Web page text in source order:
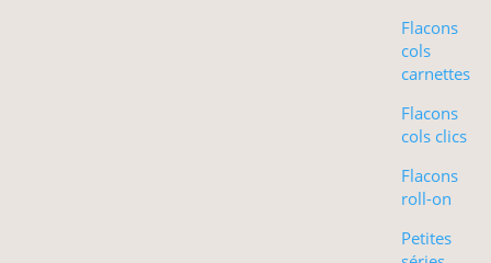
Flacons
cols
carnettes
Flacons
cols clics
Flacons
roll-on
Petites